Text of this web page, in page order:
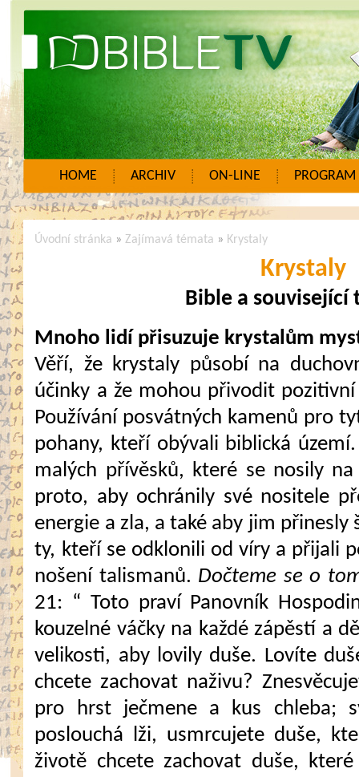
HOME ARCHIV ON-LINE PROGRAM
Úvodní stránka »Zajímavá témata » Krystaly
Krystaly
Bible a související
Mnoho lidí přisuzuje krystalům
Věří, že krystaly působí na
účinky a že mohou přivodit
Používání posvátných kamenů pro
pohany, kteří obývali biblická
malých přívěsků, které se nosily
proto, aby ochránily své nositele
energie a zla, a také aby jim přinesly
ty, kteří se odklonili od víry a přijali
nošení talismanů. Dočteme se o
21: “ Toto praví Panovník
kouzelné váčky na každé zápěstí a
velikosti, aby lovily duše. Lovíte
chcete zachovat naživu?
pro hrst ječmene a kus chleba;
poslouchá lži, usmrcujete duše,
životě chcete zachovat duše,